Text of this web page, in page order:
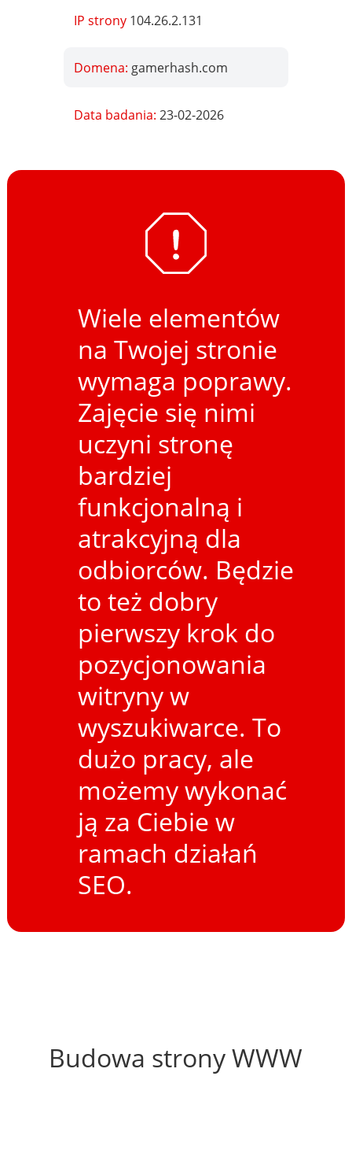
IP strony 104.26.2.131
Domena: gamerhash.com
Data badania:23-02-2026
Wiele elementów
na Twojej stronie
wymaga poprawy.
Zajęcie się nimi
uczyni stronę
bardziej
funkcjonalną i
atrakcyjną dla
odbiorców. Będzie
to też dobry
pierwszy krok do
pozycjonowania
witryny w
wyszukiwarce. To
dużo pracy, ale
możemy wykonać
ją za Ciebie w
ramach działań
SEO.
Budowa strony WWW